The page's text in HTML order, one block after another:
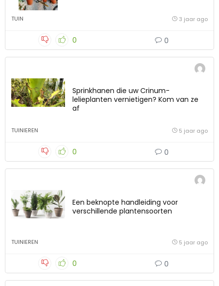
TUIN 3 jaar ago
0 0
Sprinkhanen die uw Crinum-
lelieplanten vernietigen? Kom van ze
af
TUINIEREN 5 jaar ago
0 0
Een beknopte handleiding voor
verschillende plantensoorten
TUINIEREN 5 jaar ago
0 0